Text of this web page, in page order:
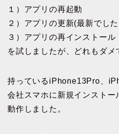
１）アプリの再起動
２）アプリの更新(最新でした
３）アプリの再インストール
を試しましたが、どれもダメ
持っているiPhone13Pro、
会社スマホに新規インストー
動作しました。